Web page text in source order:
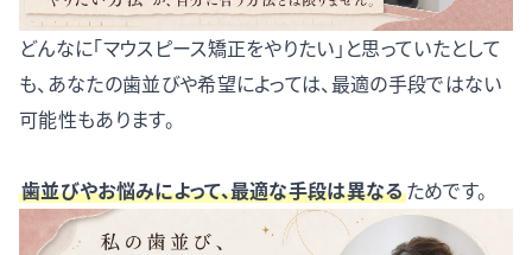
どんなに「マウスピース矯正をやりたい」と思っていたとして
も、あなたの歯並びや希望によっては、最適の手段ではない
可能性もあります。
歯並びやお悩みによって、最適な手段は異なるためです。